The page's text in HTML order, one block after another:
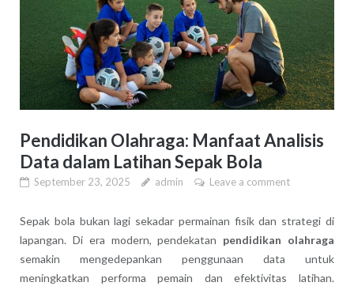
Pendidikan Olahraga: Manfaat Analisis
Data dalam Latihan Sepak Bola
September 23, 2025 admin Leave a comment
Sepak bola bukan lagi sekadar permainan fisik dan strategi di
lapangan. Di era modern, pendekatan pendidikan olahraga
semakin mengedepankan penggunaan data untuk
meningkatkan performa pemain dan efektivitas latihan.